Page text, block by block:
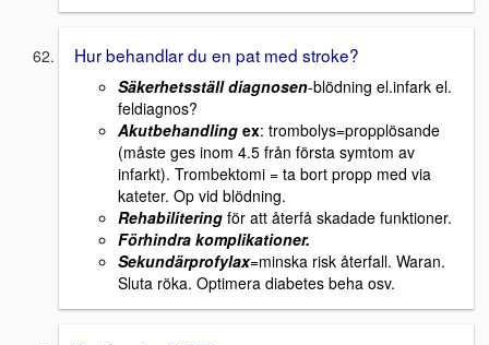
Hur behandlar du en pat med stroke?
Säkerhetsställ diagnosen-blödning el.infark el.
feldiagnos?
Akutbehandling ex: trombolys=propplösande
(måste ges inom 4.5 från första symtom av
infarkt). Trombektomi = ta bort propp med via
kateter. Op vid blödning.
Rehabilitering för att återfå skadade funktioner.
Förhindra komplikationer.
Sekundärprofylax=minska risk återfall. Waran.
Sluta röka. Optimera diabetes beha osv.